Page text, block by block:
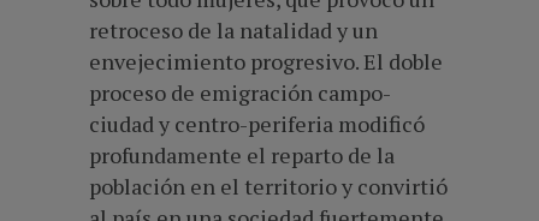
retroceso de la natalidad y un
envejecimiento progresivo. El doble
proceso de emigración campo-
ciudad y centro-periferia modificó
profundamente el reparto de la
población en el territorio y convirtió